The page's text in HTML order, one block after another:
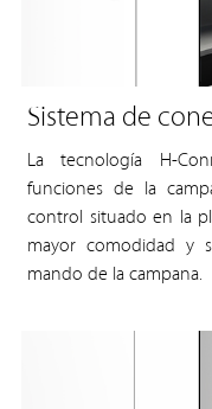
Sistema de
La tecnología H-
funciones de la
control situado en la
mayor comodidad y
mando de la campana.